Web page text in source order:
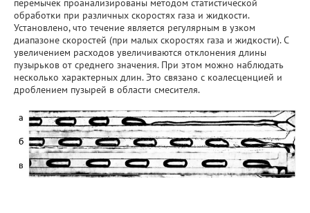
Уникальные стенды и установки
ЦКП "Теплофизика и энергетика"
Международное сотрудничество
Полезные ссылки
перемычек проанализированы методом статистической
обработки при различных скоростях газа и жидкости.
Установлено, что течение является регулярным в узком
диапазоне скоростей (при малых скоростях газа и жидкости). С
увеличением расходов увеличиваются отклонения длины
пузырьков от среднего значения. При этом можно наблюдать
несколько характерных длин. Это связано с коалесценцией и
дроблением пузырей в области смесителя.